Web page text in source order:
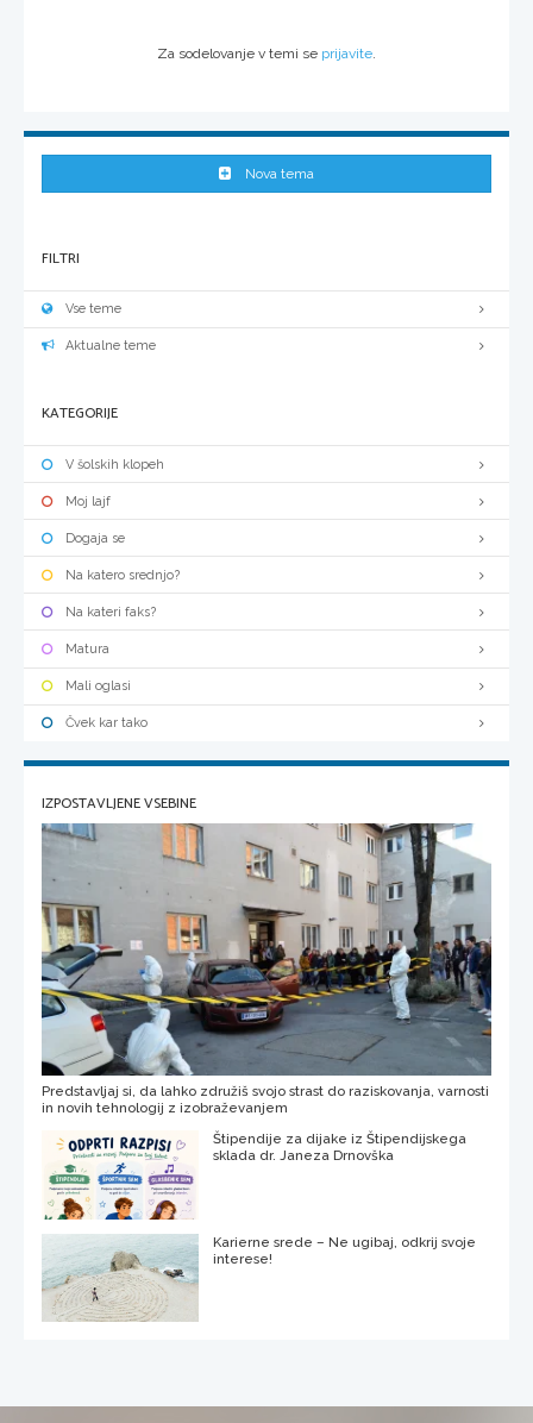
Za sodelovanje v temi se prijavite
Nova tema
FILTRI
Vse teme
Aktualne teme
KATEGORIJE
V šolskih klopeh
Moj lajf
Dogaja se
Na katero srednjo?
Na kateri faks?
Matura
Mali oglasi
Čvek kar tako
IZPOSTAVLJENE VSEBINE
Predstavljaj si, da lahko združiš svojo strast do raziskovanja, varnosti
in novih tehnologij z izobraževanjem
Štipendije za dijake iz Štipendijskega
sklada dr. Janeza Drnovška
Karierne srede – Ne ugibaj, odkrij svoje
interese!